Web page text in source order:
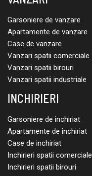
Garsoniere de vanzare
Apartamente de vanzare
Case de vanzare
Vanzari spatii comerciale
Vanzari spatii birouri
Vanzari spatii industriale
INCHIRIERI
Garsoniere de inchiriat
Apartamente de inchiriat
Case de inchiriat
Inchirieri spatii comerciale
Inchirieri spatii birouri